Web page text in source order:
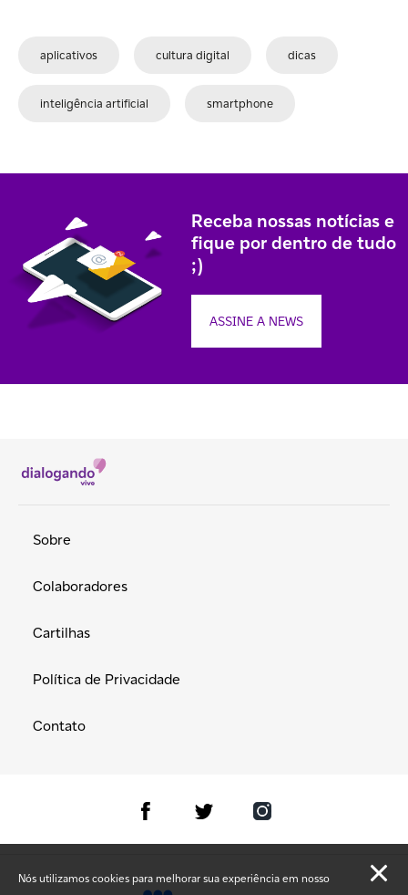
aplicativos cultura digital dicas
inteligência artificial smartphone
Receba nossas notícias e
fique por dentro de tudo
;)
ASSINE A NEWS
Nós utilizamos cookies para melhorar sua experiência em nosso
Sobre
Colaboradores
Cartilhas
Política de Privacidade
Contato